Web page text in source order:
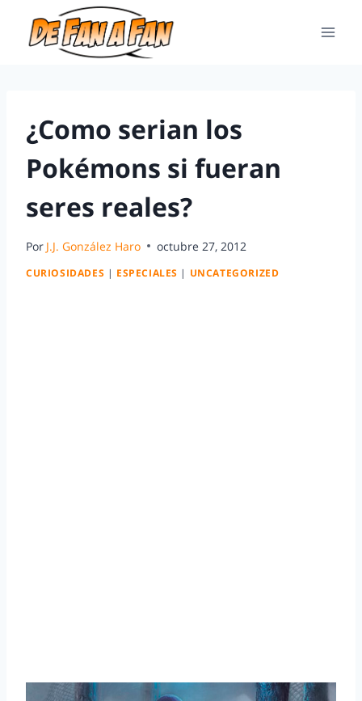
¿Como serian los
Pokémons si fueran
seres reales?
Por J.J. González Haro octubre 27, 2012
CURIOSIDADES | ESPECIALES | UNCATEGORIZED